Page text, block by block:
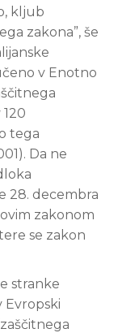
kljub
zakona”, še
v Enotno
tega
Da ne
28. decembra
zakonom
se zakon
stranke
Evropski